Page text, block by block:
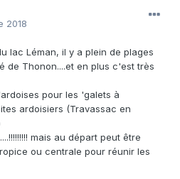
2018
lac Léman, il y a plein de plages
de Thonon....et en plus c'est très
pour les 'galets à
ardoisiers (Travassac en
mais au départ peut être
ou centrale pour réunir les